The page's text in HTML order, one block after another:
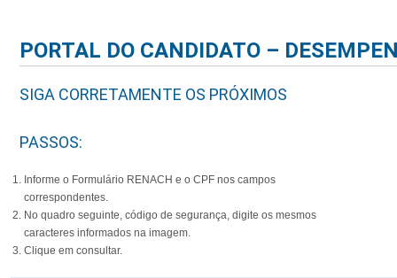
PORTAL DO CANDIDATO –
SIGA CORRETAMENTE OS PRÓXIMOS
PASSOS:
Informe o Formulário RENACH e o CPF nos campos
correspondentes.
No quadro seguinte, código de segurança, digite os mesmos
caracteres informados na imagem.
Clique em consultar.